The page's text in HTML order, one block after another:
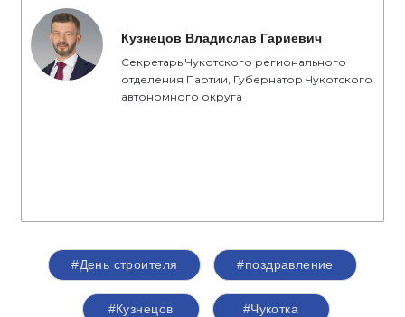
Кузнецов Владислав Гариевич
Секретарь Чукотского регионального
отделения Партии, Губернатор Чукотского
автономного округа
#День строителя #поздравление
#Кузнецов #Чукотка